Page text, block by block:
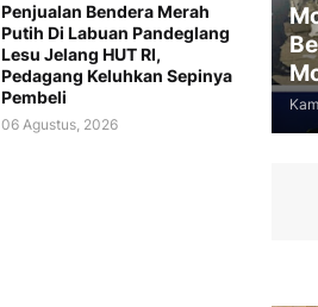
Penjualan Bendera Merah
Putih Di Labuan Pandeglang
Lesu Jelang HUT RI,
Pedagang Keluhkan Sepinya
Pembeli
06 Agustus, 2026